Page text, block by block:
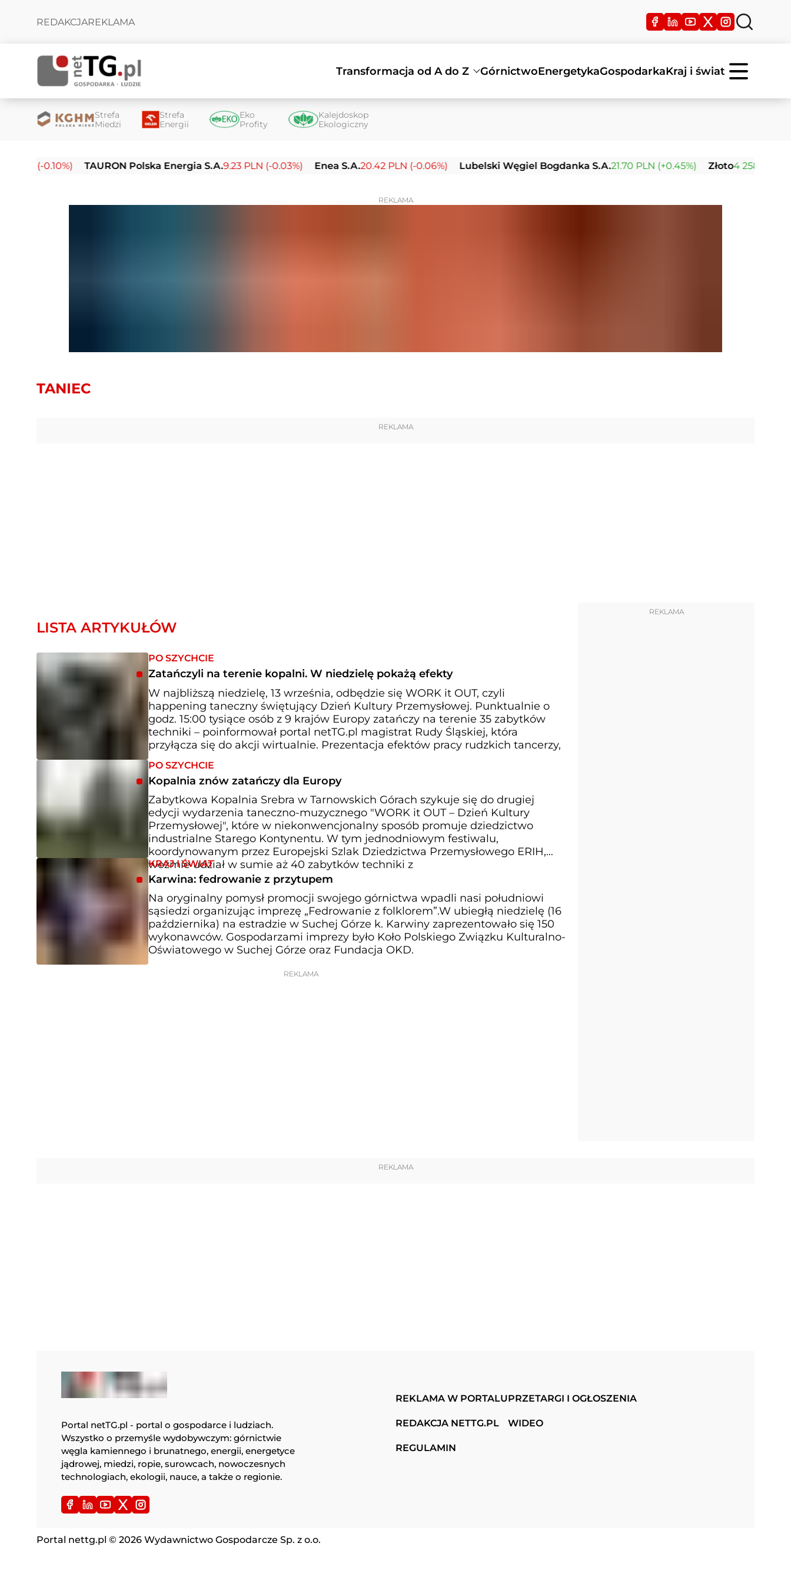
REDAKCJAREKLAMA
Transformacja od A do Z GórnictwoEnergetykaGospodarkaKraj i świat
Strefa
Miedzi
Strefa
Energii
Eko
Profity
Kalejdoskop
Ekologiczny
(-0.10%) TAURON Polska Energia S.A. 9.23 PLN (-0.03%) Enea S.A. 20.42 PLN (-0.06%) Lubelski Węgiel Bogdanka S.A. 21.70 PLN (+0.45%) Złoto4 258.98 USD
REKLAMA
TANIEC
REKLAMA
LISTA ARTYKUŁÓW
PO SZYCHCIE
Zatańczyli na terenie kopalni. W niedzielę pokażą efekty
W najbliższą niedzielę, 13 września, odbędzie się WORK it OUT, czyli
happening taneczny świętujący Dzień Kultury Przemysłowej. Punktualnie o
godz. 15:00 tysiące osób z 9 krajów Europy zatańczy na terenie 35 zabytków
techniki – poinformował portal netTG.pl magistrat Rudy Śląskiej, która
przyłącza się do akcji wirtualnie. Prezentacja efektów pracy rudzkich tancerzy,
PO SZYCHCIE
Kopalnia znów zatańczy dla Europy
Zabytkowa Kopalnia Srebra w Tarnowskich Górach szykuje się do drugiej
edycji wydarzenia taneczno-muzycznego "WORK it OUT – Dzień Kultury
Przemysłowej", które w niekonwencjonalny sposób promuje dziedzictwo
industrialne Starego Kontynentu. W tym jednodniowym festiwalu,
koordynowanym przez Europejski Szlak Dziedzictwa Przemysłowego ERIH,
weźmie udział w sumie aż 40 zabytków techniki z
KRAJ I ŚWIAT
Karwina: fedrowanie z przytupem
Na oryginalny pomysł promocji swojego górnictwa wpadli nasi południowi
sąsiedzi organizując imprezę „Fedrowanie z folklorem”.W ubiegłą niedzielę (16
października) na estradzie w Suchej Górze k. Karwiny zaprezentowało się 150
wykonawców. Gospodarzami imprezy było Koło Polskiego Związku Kulturalno-
Oświatowego w Suchej Górze oraz Fundacja OKD.
REKLAMA
REKLAMA
REKLAMA
Portal netTG.pl - portal o gospodarce i ludziach.
Wszystko o przemyśle wydobywczym: górnictwie
węgla kamiennego i brunatnego, energii, energetyce
jądrowej, miedzi, ropie, surowcach, nowoczesnych
technologiach, ekologii, nauce, a także o regionie.
REKLAMA W PORTALU
REDAKCJA NETTG.PL
REGULAMIN
PRZETARGI I OGŁOSZENIA
WIDEO
Portal nettg.pl © 2026 Wydawnictwo Gospodarcze Sp. z o.o.